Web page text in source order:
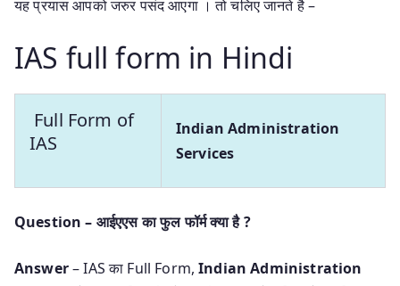
यह प्रयास आपको जरुर पसंद आएगा । तो चलिए जानते है –
IAS full form in Hindi
Full Form of
IAS
Indian Administration
Services
Question – आईएएस का फुल फॉर्म क्या है ?
Answer– IAS का Full Form,Indian Administration